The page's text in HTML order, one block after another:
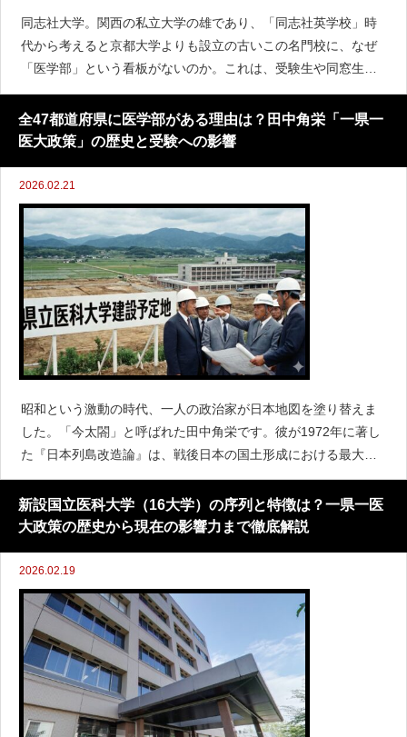
同志社大学。関西の私立大学の雄であり、「同志社英学校」時
代から考えると京都大学よりも設立の古いこの名門校に、なぜ
「医学部」という看板がないのか。これは、受験生や同窓生の
間で長年語られてきた、ある種の「ミステリー」でもありま
す。ここでは、歴史、行政、そして経済的な観点から、同志社
大学に医学部
全47都道府県に医学部がある理由は？田中角栄「一県一
医大政策」の歴史と受験への影響
2026.02.21
昭和という激動の時代、一人の政治家が日本地図を塗り替えま
した。「今太閤」と呼ばれた田中角栄です。彼が1972年に著し
た『日本列島改造論』は、戦後日本の国土形成における最大の
バイブルとなりました。しかし、その「改造」の真の目的は、
コンクリートを流すことだけではありませんでした。その根底
には、
新設国立医科大学（16大学）の序列と特徴は？一県一医
大政策の歴史から現在の影響力まで徹底解説
2026.02.19